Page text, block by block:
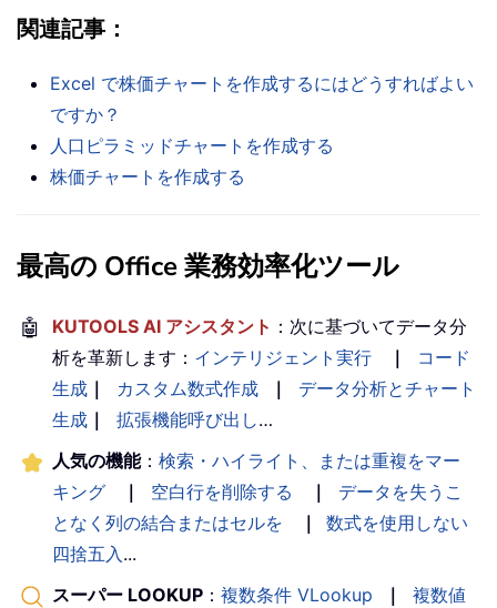
関連記事：
Excel で株価チャートを作成するにはどうすればよい
ですか？
人口ピラミッドチャートを作成する
株価チャートを作成する
最高の Office 業務効率化ツール
🤖 KUTOOLS AI アシスタント ：次に基づいてデータ分
析を革新します： インテリジェント実行 ｜
コード
生成 ｜ カスタム数式作成 ｜
データ分析とチャート
生成 ｜ 拡張機能呼び出し…
人気の機能： 検索・ハイライト、または重複をマー
キング
｜ 空白行を削除する ｜
データを失うこ
となく列の結合またはセルを
｜
数式を使用しない
四捨五入...
スーパー LOOKUP ： 複数条件 VLookup ｜
複数値